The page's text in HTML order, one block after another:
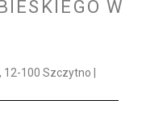
W
100 Szczytno |